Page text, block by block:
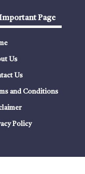
Page
Us
Us
and Conditions
Policy